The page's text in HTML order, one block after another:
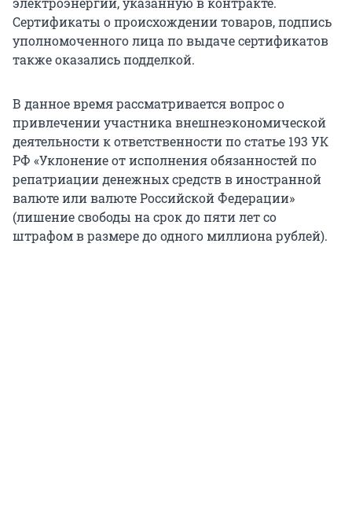
Сертификаты о происхождении товаров, подпись
уполномоченного лица по выдаче сертификатов
также оказались подделкой.
В данное время рассматривается вопрос о
привлечении участника внешнеэкономической
деятельности к ответственности по статье 193 УК
РФ «Уклонение от исполнения обязанностей по
репатриации денежных средств в иностранной
валюте или валюте Российской Федерации»
(лишение свободы на срок до пяти лет со
штрафом в размере до одного миллиона рублей).